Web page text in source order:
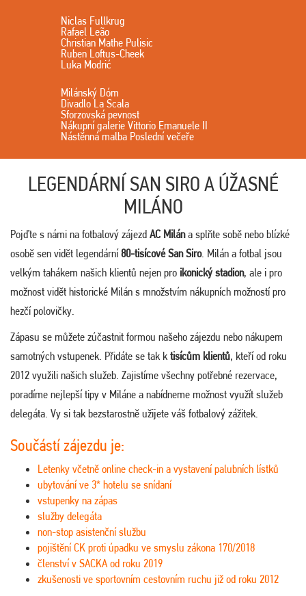
Niclas Fullkrug
Rafael Leão
Christian Mathe Pulisic
Ruben Loftus-Cheek
Luka Modrić
Milánský Dóm
Divadlo La Scala
Sforzovská pevnost
Nákupní galerie Vittorio Emanuele II
Nástěnná malba Poslední večeře
LEGENDÁRNÍ SAN SIRO A ÚŽASNÉ
MILÁNO
Pojďte s námi na fotbalový zájezd AC Milána splňte sobě nebo blízké
osobě sen vidět legendární80-tisícové San Siro. Milán a fotbal jsou
velkým tahákem našich klientů nejen pro ikonický stadion, ale i pro
možnost vidět historické Milán s množstvím nákupních možností pro
hezčí polovičky.
Zápasu se můžete zúčastnit formou našeho zájezdu nebo nákupem
samotných vstupenek. Přidáte se tak ktisícům klientů, kteří od roku
2012 využili našich služeb. Zajistíme všechny potřebné rezervace,
poradíme nejlepší tipy v Miláne a nabídneme možnost využít služeb
delegáta. Vy si tak bezstarostně užijete váš fotbalový zážitek.
Součástí zájezdu je:
Letenky včetně online check-in a vystavení palubních lístků
ubytování ve 3* hotelu se snídaní
vstupenky na zápas
služby delegáta
non-stop asistenční službu
pojištění CK proti úpadku ve smyslu zákona 170/2018
členství v SACKA od roku 2019
zkušenosti ve sportovním cestovním ruchu již od roku 2012